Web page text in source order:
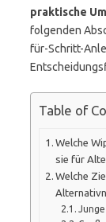
praktische
folgenden
für-Schritt-
Table of
Welche
sie für
Welche